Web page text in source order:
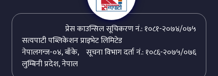
प्रेस काउन्सिल सूचिकरण नं.: १०८१-२०७४/०७५
सत्यपाटी पब्लिकेशन प्राइभेट लिमिटेड
सूचना विभाग दर्ता नं.: १०८६-२०७५/०७६
नेपालगन्ज-०४, बाँके,
लुम्बिनी प्रदेश, नेपाल